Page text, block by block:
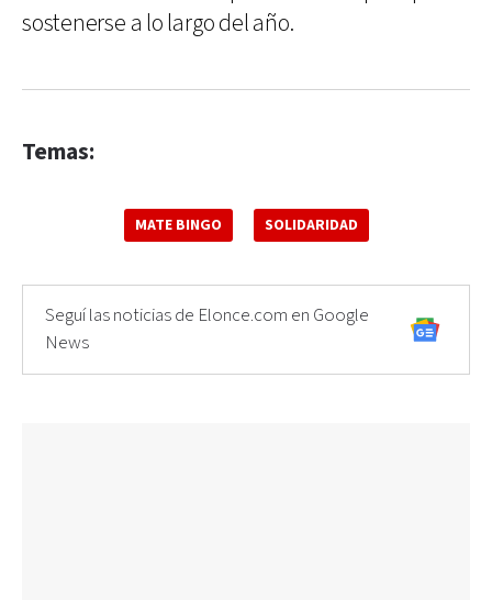
sostenerse a lo largo del año.
Temas:
MATE BINGO SOLIDARIDAD
Seguí las noticias de Elonce.com en Google
News